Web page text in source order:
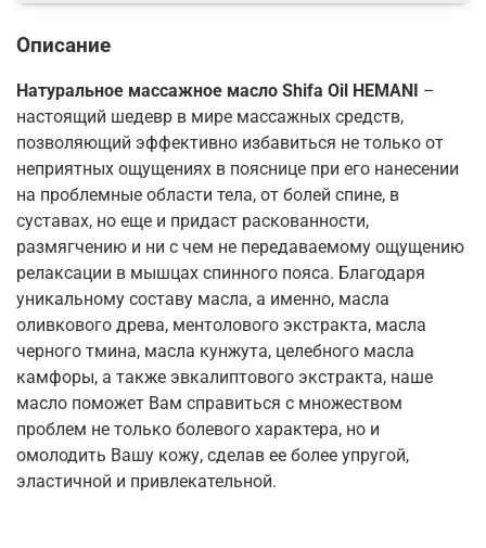
Описание
Натуральное массажное масло Shifa Oil HEMANI –
настоящий шедевр в мире массажных средств,
позволяющий эффективно избавиться не только от
неприятных ощущениях в пояснице при его нанесении
на проблемные области тела, от болей спине, в
суставах, но еще и придаст раскованности,
размягчению и ни с чем не передаваемому ощущению
релаксации в мышцах спинного пояса. Благодаря
уникальному составу масла, а именно, масла
оливкового древа, ментолового экстракта, масла
черного тмина, масла кунжута, целебного масла
камфоры, а также эвкалиптового экстракта, наше
масло поможет Вам справиться с множеством
проблем не только болевого характера, но и
омолодить Вашу кожу, сделав ее более упругой,
эластичной и привлекательной.